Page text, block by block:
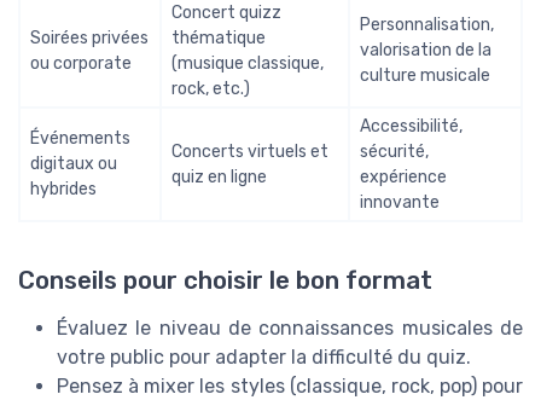
Soirées privées
ou corporate
Concert quizz
thématique
(musique classique,
rock, etc.)
Personnalisation,
valorisation de la
culture musicale
Événements
digitaux ou
hybrides
Concerts virtuels et
quiz en ligne
Accessibilité,
sécurité,
expérience
innovante
Conseils pour choisir le bon format
Évaluez le niveau de connaissances musicales de
votre public pour adapter la difficulté du quiz.
Pensez à mixer les styles (classique, rock, pop) pour